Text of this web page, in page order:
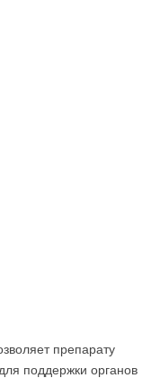
препарату
поддержки органов